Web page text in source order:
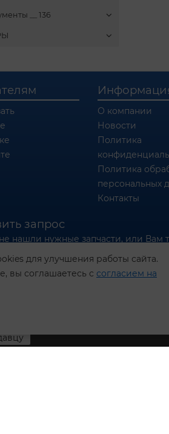
__ 136
О компании
Новости
Политика
Политика
персональных
Контакты
запрос
нашли нужные запчасти, или Вам
нам запрос - мы Вам поможем
запрос продавцу
для улучшения работы сайта.
вы соглашаетесь с согласием на